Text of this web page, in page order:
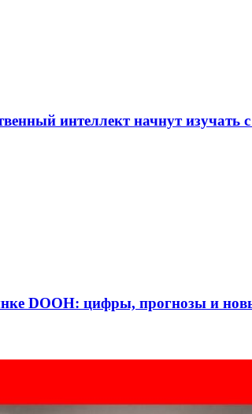
интеллект начнут изучать
DOOH: цифры, прогнозы и